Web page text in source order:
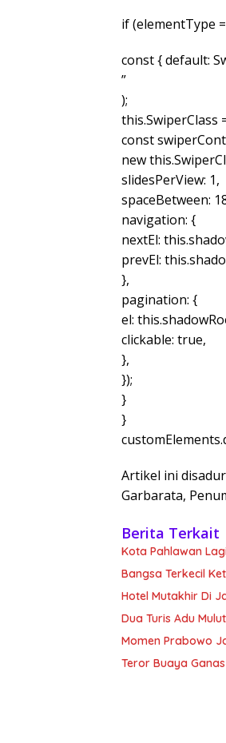
if (elementType
const { default:
”
);
this.SwiperClass
const
new
slidesPerView: 1,
spaceBetween:
navigation: {
nextEl:
prevEl:
},
pagination: {
el:
clickable: true,
},
});
}
}
Artikel ini
Garbarata,
Berita Terkait
Kota Pahlawan
Bangsa Terkecil
Hotel Mutakhir Di
Dua Turis Adu
Momen Prabowo
Teror Buaya